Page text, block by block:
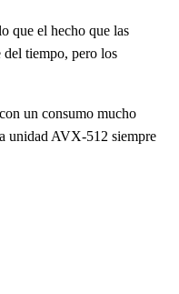
que el hecho que las
del tiempo, pero los
un consumo mucho
unidad AVX-512 siempre